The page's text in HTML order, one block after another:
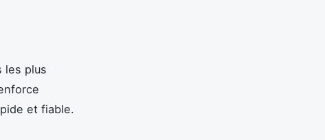
les plus
et fiable.